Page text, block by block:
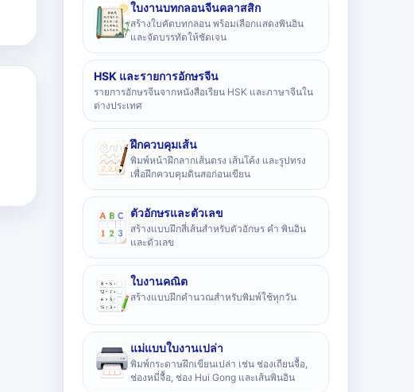
ใบงานบทกลอนจีนคลาสสิก
สร้างใบคัดบทกลอน พร้อมเลือกแสดงพินอิน
และจัดบรรทัดให้ชัดเจน
HSK และรายการอักษรจีน
รายการอักษรจีนจากหนังสือเรียน HSK และภาษาจีนใน
ต่างประเทศ
ฝึกควบคุมเส้น
พิมพ์หน้าฝึกลากเส้นตรง เส้นโค้ง และรูปทรง
เพื่อฝึกควบคุมดินสอก่อนเขียน
ตัวอักษรและตัวเลข
สร้างแบบฝึกสี่เส้นสำหรับตัวอักษร คำ พินอิน
และตัวเลข
ใบงานคณิต
สร้างแบบฝึกคำนวณสำหรับพิมพ์ใช้ทุกวัน
แม่แบบใบงานเปล่า
พิมพ์กระดาษฝึกเขียนเปล่า เช่น ช่องเถียนจื้อ,
ช่องหมี่จื้อ, ช่อง Hui Gong และเส้นพินอิน